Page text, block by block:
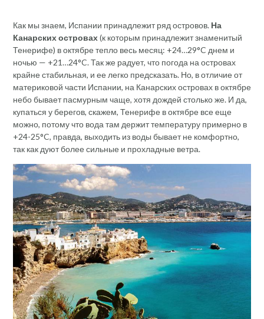
Как мы знаем, Испании принадлежит ряд островов. На
Канарских островах(к которым принадлежит знаменитый
Тенерифе) в октябре тепло весь месяц: +24…29°C днем и
ночью — +21…24°C. Так же радует, что погода на островах
крайне стабильная, и ее легко предсказать. Но, в отличие от
материковой части Испании, на Канарских островах в октябре
небо бывает пасмурным чаще, хотя дождей столько же. И да,
купаться у берегов, скажем, Тенерифе в октябре все еще
можно, потому что вода там держит температуру примерно в
+24-25°C, правда, выходить из воды бывает не комфортно,
так как дуют более сильные и прохладные ветра.